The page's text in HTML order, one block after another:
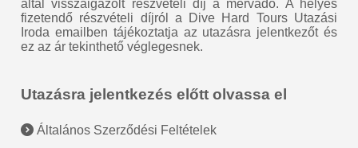
által visszaigazolt részvételi díj a mérvadó. A helyes
fizetendő részvételi díjról a Dive Hard Tours Utazási
Iroda emailben tájékoztatja az utazásra jelentkezőt és
ez az ár tekinthető véglegesnek.
Utazásra jelentkezés előtt olvassa el
Általános Szerződési Feltételek